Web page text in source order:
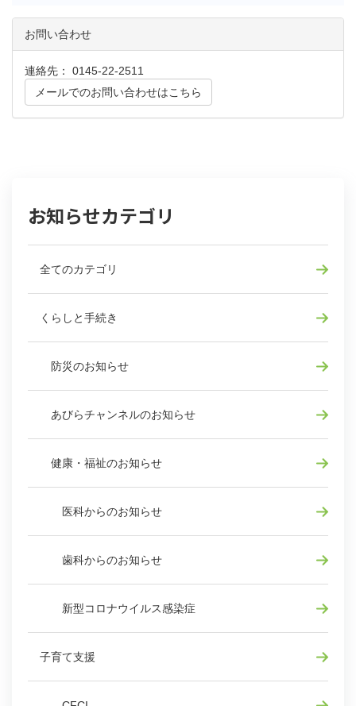
お問い合わせ
連絡先： 0145-22-2511
メールでのお問い合わせはこちら
お知らせカテゴリ
全てのカテゴリ
くらしと手続き
防災のお知らせ
あびらチャンネルのお知らせ
健康・福祉のお知らせ
医科からのお知らせ
歯科からのお知らせ
新型コロナウイルス感染症
子育て支援